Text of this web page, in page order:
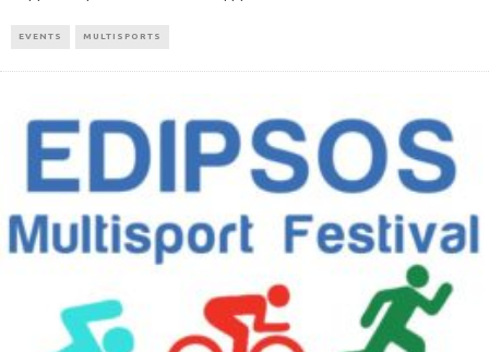
EVENTS MULTISPORTS